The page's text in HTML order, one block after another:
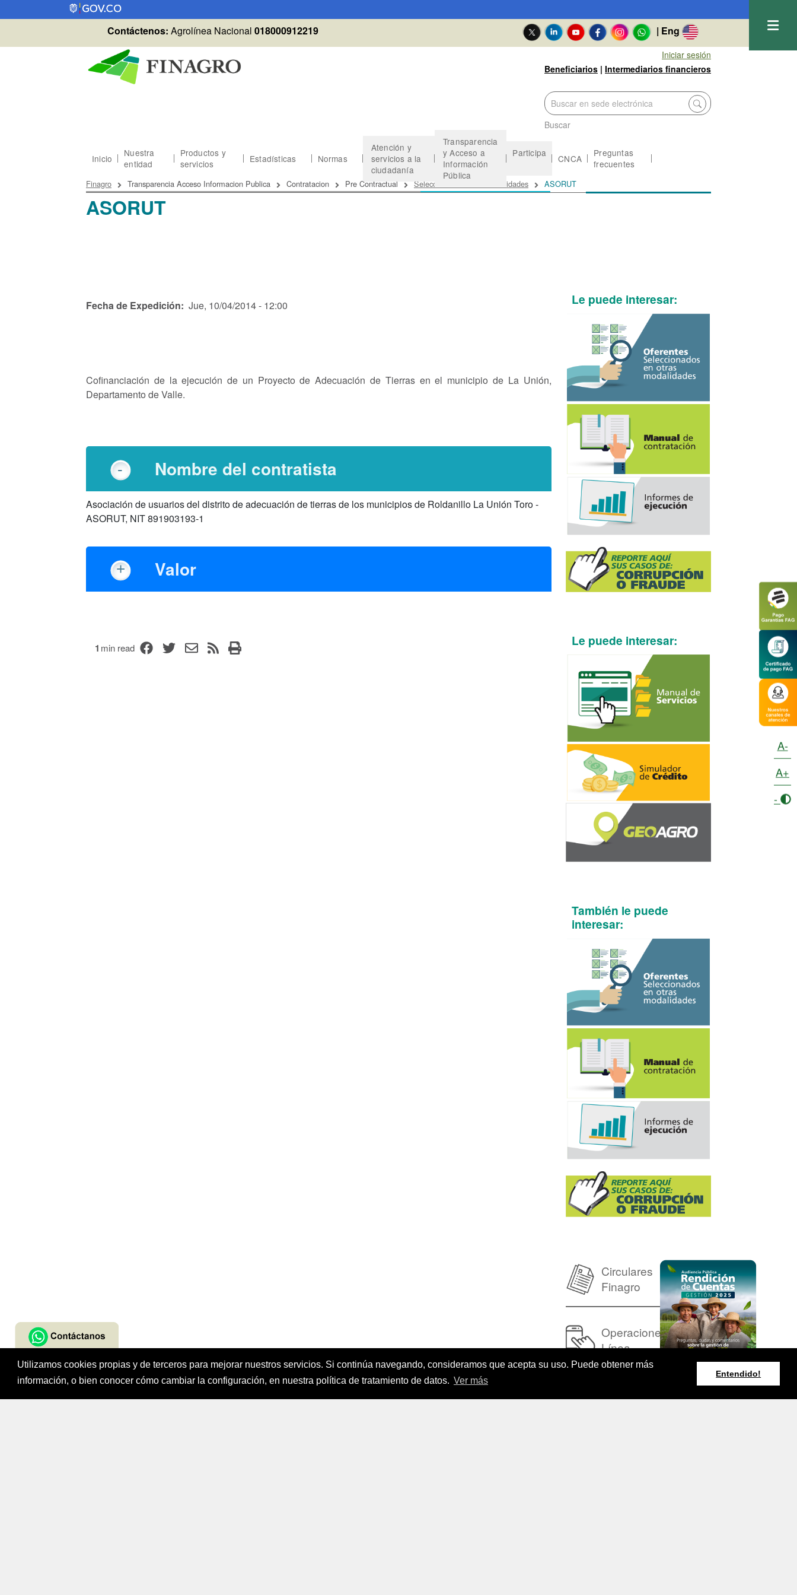
Utilizamos cookies propias y de terceros para mejorar nuestros servicios. Si continúa navegando, consideramos que acepta su uso. Puede obtener más
información, o bien conocer cómo cambiar la configuración, en nuestra política de tratamiento de datos. Ver más
Entendido!
Pasar al contenido principal
Contáctenos: Agrolínea Nacional 018000912219 | Eng
Iniciar sesión
Beneficiarios | Intermediarios financieros
Buscar
Inicio
Nuestra
entidad
Productos y
servicios
Estadísticas Normas
Atención y
servicios a la
ciudadanía
Transparencia
y Acceso a
Información
Pública
Participa CNCA
Preguntas
frecuentes
ASORUT
Sobrescribir enlaces de ayuda a la navegación
Finagro Transparencia Acceso Informacion Publica Contratacion Pre Contractual Seleccionados Otras Modalidades ASORUT
Fecha de Expedición Jue, 10/04/2014 - 12:00
Cofinanciación de la ejecución de un Proyecto de Adecuación de Tierras en el municipio de La Unión,
Departamento de Valle.
Nombre del contratista
Asociación de usuarios del distrito de adecuación de tierras de los municipios de Roldanillo La Unión Toro -
ASORUT, NIT 891903193-1
Valor
1 min read
Le puede interesar:
Le puede interesar:
También le puede
interesar:
Circulares
Finagro
Operaciones en
Línea
Fondo para el Financiamiento del Sector AgropecuarioFINAGRO.
A-
A+
-